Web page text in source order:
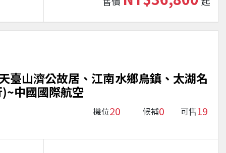
臺山濟公故居、江南水鄉烏鎮、太湖名
中國國際航空
機位20 候補0 可售19